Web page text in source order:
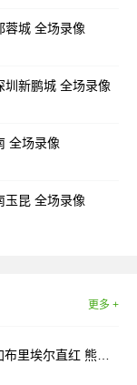
蓉城 全场录像
新鹏城 全场录像
全场录像
玉昆 全场录像
更多 +